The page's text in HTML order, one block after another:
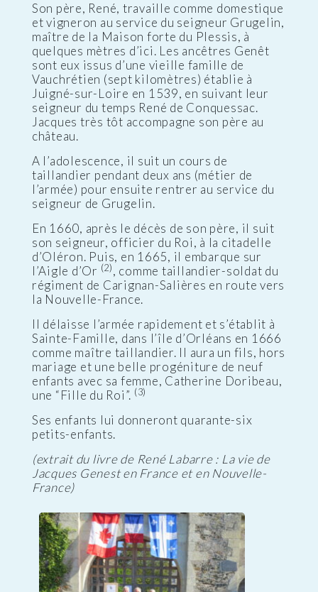
Son père, René, travaille comme domestique
et vigneron au service du seigneur Grugelin,
maître de la Maison forte du Plessis, à
quelques mètres d’ici. Les ancêtres Genêt
sont eux issus d’une vieille famille de
Vauchrétien (sept kilomètres) établie à
Juigné-sur-Loire en 1539, en suivant leur
seigneur du temps René de Conquessac.
Jacques très tôt accompagne son père au
château.
A l’adolescence, il suit un cours de
taillandier pendant deux ans (métier de
l’armée) pour ensuite rentrer au service du
seigneur de Grugelin.
En 1660, après le décès de son père, il suit
son seigneur, officier du Roi, à la citadelle
d’Oléron. Puis, en 1665, il embarque sur
l’Aigle d’Or (2), comme taillandier-soldat du
régiment de Carignan-Salières en route vers
la Nouvelle-France.
Il délaisse l’armée rapidement et s’établit à
Sainte-Famille, dans l’île d’Orléans en 1666
comme maître taillandier. Il aura un fils, hors
mariage et une belle progéniture de neuf
enfants avec sa femme, Catherine Doribeau,
une “Fille du Roi”. (3)
Ses enfants lui donneront quarante-six
petits-enfants.
(extrait du livre de René Labarre : La vie de
Jacques Genest en France et en Nouvelle-
France)